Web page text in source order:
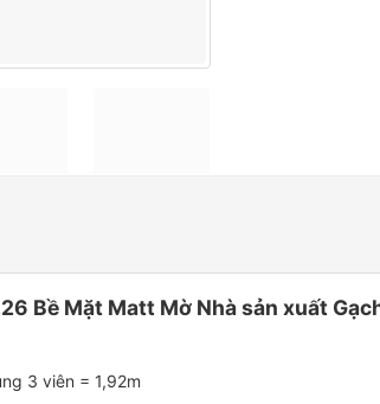
Bề Mặt Matt Mờ Nhà sản xuất
3 viên = 1,92m